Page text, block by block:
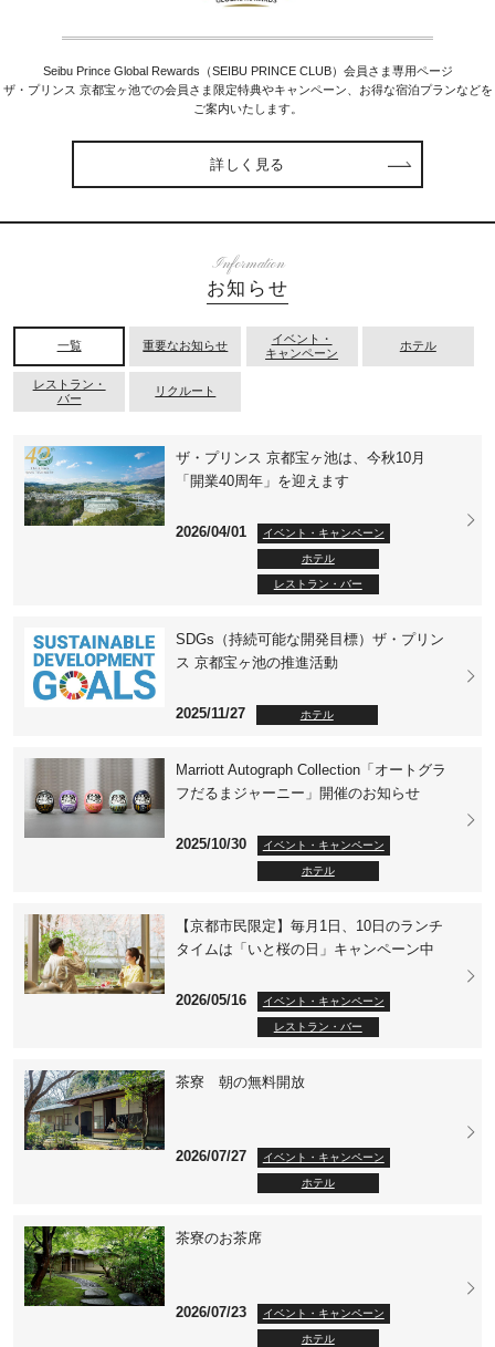
Seibu Prince Global Rewards（SEIBU PRINCE CLUB）会員さま専用ページ
ザ・プリンス 京都宝ヶ池での会員さま限定特典やキャンペーン、お得な宿泊プランなどを
ご案内いたします。
詳しく見る
Information
お知らせ
一覧 重要なお知らせ
イベント・
キャンペーン
ホテル
レストラン・
バー
リクルート
ザ・プリンス 京都宝ヶ池は、今秋10月
「開業40周年」を迎えます
2026/04/01 イベント・キャンペーン
ホテル
レストラン・バー
SDGs（持続可能な開発目標）ザ・プリン
ス 京都宝ヶ池の推進活動
2025/11/27 ホテル
Marriott Autograph Collection「オートグラ
フだるまジャーニー」開催のお知らせ
2025/10/30 イベント・キャンペーン
ホテル
【京都市民限定】毎月1日、10日のランチ
タイムは「いと桜の日」キャンペーン中
2026/05/16 イベント・キャンペーン
レストラン・バー
茶寮 朝の無料開放
2026/07/27 イベント・キャンペーン
ホテル
茶寮のお茶席
2026/07/23 イベント・キャンペーン
ホテル